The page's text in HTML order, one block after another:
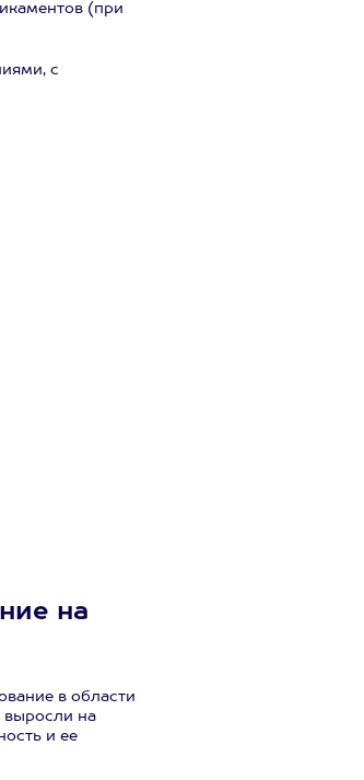
(при
с
на
в области
выросли на
и ее